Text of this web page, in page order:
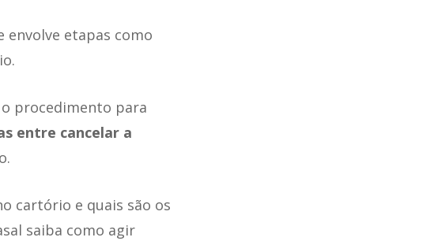
envolve etapas como
procedimento para
entre cancelar a
cartório e quais são os
saiba como agir